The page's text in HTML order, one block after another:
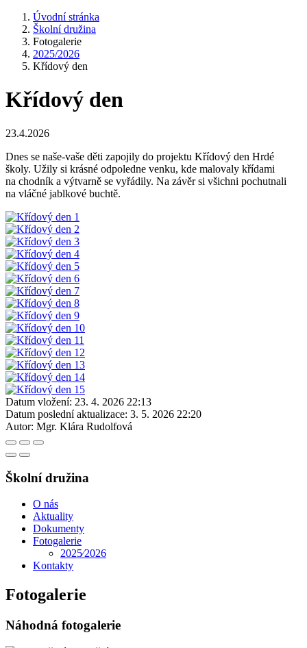
Úvodní stránka
Školní družina
Fotogalerie
2025/2026
Křídový den
Křídový den
23.4.2026
Dnes se naše-vaše děti zapojily do projektu Křídový den Hrdé
školy. Užily si krásné odpoledne venku, kde malovaly křídami
na chodník a výtvarně se vyřádily. Na závěr si všichni pochutnali
na vláčné jablkové buchtě.
Datum vložení: 23. 4. 2026 22:13
Datum poslední aktualizace: 3. 5. 2026 22:20
Autor: Mgr. Klára Rudolfová
Školní družina
O nás
Aktuality
Dokumenty
Fotogalerie
2025⁄2026
Kontakty
Fotogalerie
Náhodná fotogalerie